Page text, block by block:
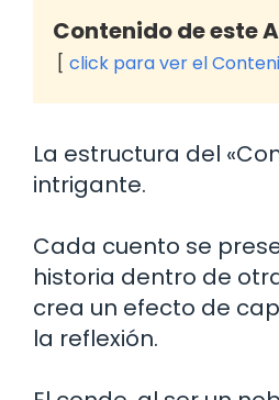
Contenido de este
click para ver el
La estructura del
intrigante.
Cada cuento se
historia dentro de
crea un efecto de
la reflexión.